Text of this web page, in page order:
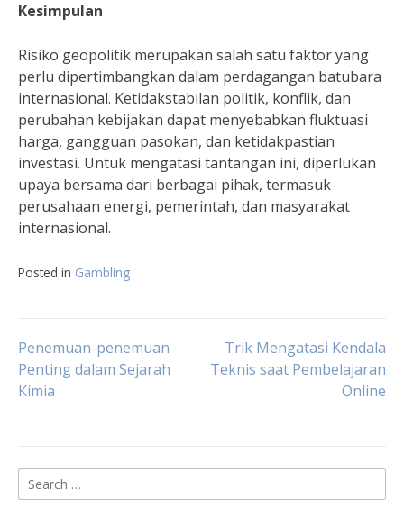
Kesimpulan
Risiko geopolitik merupakan salah satu faktor yang
perlu dipertimbangkan dalam perdagangan batubara
internasional. Ketidakstabilan politik, konflik, dan
perubahan kebijakan dapat menyebabkan fluktuasi
harga, gangguan pasokan, dan ketidakpastian
investasi. Untuk mengatasi tantangan ini, diperlukan
upaya bersama dari berbagai pihak, termasuk
perusahaan energi, pemerintah, dan masyarakat
internasional.
Posted in Gambling
Post
navigation
Penemuan-penemuan
Penting dalam Sejarah
Kimia
Trik Mengatasi Kendala
Teknis saat Pembelajaran
Online
Search
for: